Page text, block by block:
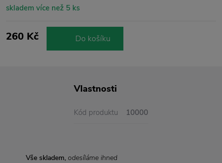
skladem více než 5 ks
260 Kč Do košíku
Vše skladem, odesíláme ihned
Vlastnosti
Kód produktu 10000